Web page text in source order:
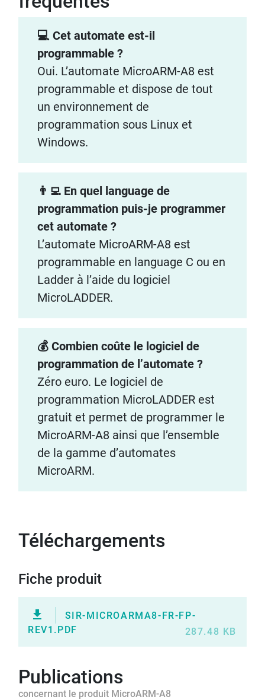
💻 Cet automate est-il
programmable ?
Oui. L’automate MicroARM-A8 est
programmable et dispose de tout
un environnement de
programmation sous Linux et
Windows.
👨‍💻 En quel language de
programmation puis-je programmer
cet automate ?
L’automate MicroARM-A8 est
programmable en language C ou en
Ladder à l’aide du logiciel
MicroLADDER.
💰 Combien coûte le logiciel de
programmation de l’automate ?
Zéro euro. Le logiciel de
programmation MicroLADDER est
gratuit et permet de programmer le
MicroARM-A8 ainsi que l’ensemble
de la gamme d’automates
MicroARM.
Téléchargements
Fiche produit
SIR-MICROARMA8-FR-FP-
REV1.PDF
287.48 KB
Publications
concernant le produit MicroARM-A8